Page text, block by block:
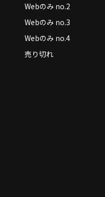
Webのみ no.2
Webのみ no.3
Webのみ no.4
売り切れ